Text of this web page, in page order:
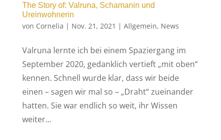
The Story of: Valruna, Schamanin und
Ureinwohnerin
von Cornelia | Nov. 21, 2021 | Allgemein, News
Valruna lernte ich bei einem Spaziergang im
September 2020, gedanklich vertieft „mit oben“
kennen. Schnell wurde klar, dass wir beide
einen – sagen wir mal so – „Draht“ zueinander
hatten. Sie war endlich so weit, ihr Wissen
weiter...